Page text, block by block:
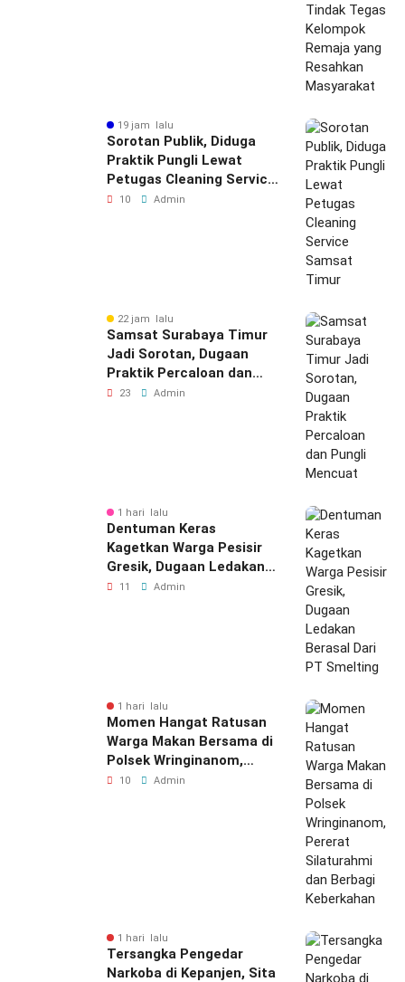
19 jam lalu
Sorotan Publik, Diduga
Praktik Pungli Lewat
Petugas Cleaning Service
Samsat Timur
10 Admin
22 jam lalu
Samsat Surabaya Timur
Jadi Sorotan, Dugaan
Praktik Percaloan dan
Pungli Mencuat
23 Admin
1 hari lalu
Dentuman Keras
Kagetkan Warga Pesisir
Gresik, Dugaan Ledakan
Berasal Dari PT Smelting
11 Admin
1 hari lalu
Momen Hangat Ratusan
Warga Makan Bersama di
Polsek Wringinanom,
Pererat Silaturahmi dan
10 Admin
1 hari lalu
Tersangka Pengedar
Narkoba di Kepanjen, Sita